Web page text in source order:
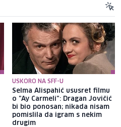
USKORO NA SFF-U
Selma Alispahić ususret filmu
o "Ay Carmeli": Dragan Jovičić
bi bio ponosan; nikada nisam
pomislila da igram s nekim
drugim